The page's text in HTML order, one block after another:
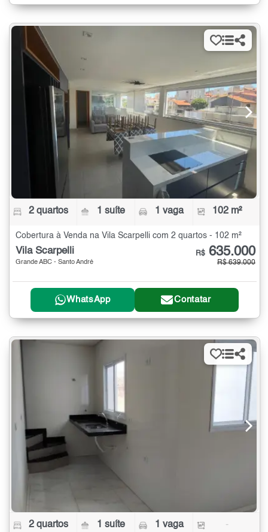
2 quartos 1 suíte 1 vaga 102 m²
Cobertura à Venda na Vila Scarpelli com 2 quartos - 102 m²
Vila Scarpelli
Grande ABC - Santo André
R$ 635.000
R$ 639.000
WhatsApp Contatar
2 quartos 1 suíte 1 vaga -